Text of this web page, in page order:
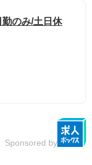
のみ/土日休
Sponsored by